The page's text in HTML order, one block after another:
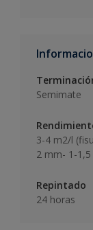
Semimate
3-4 m2/l
2 mm- 1-
Repintado
24 horas